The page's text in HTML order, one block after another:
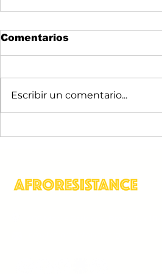
Comentarios
Escribir un comentario...